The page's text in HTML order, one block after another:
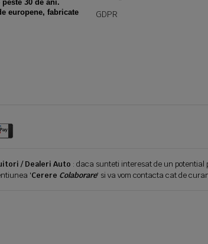
30 de ani.
europene, fabricate
GDPR
/ Dealeri Auto : daca sunteti interesat de un
'Cerere Colaborare' si va vom contacta cat de